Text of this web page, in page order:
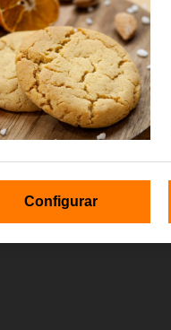
Configurar